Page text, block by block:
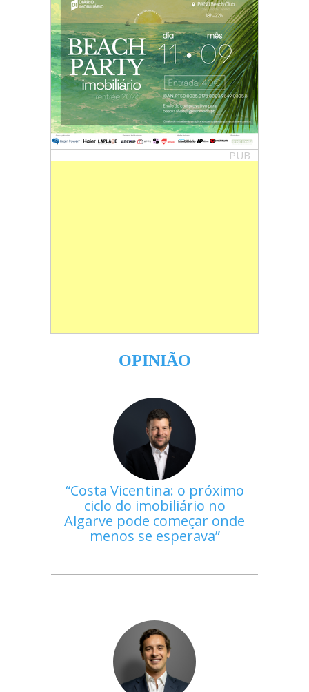
PUB
OPINIÃO
Costa Vicentina: o próximo
ciclo do imobiliário no
Algarve pode começar onde
menos se esperava